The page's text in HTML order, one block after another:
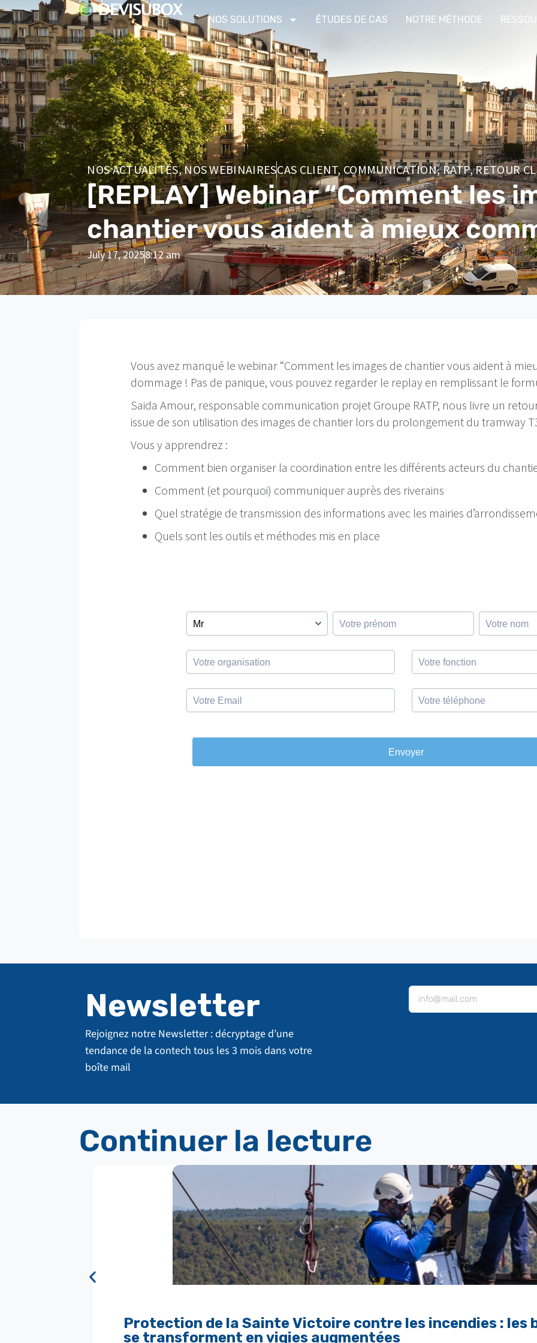
NOS SOLUTIONS ÉTUDES DE CAS NOTRE MÉTHODE
NOS ACTUALITÉS,NOS WEBINAIRESCAS CLIENT,COMMUNICATION,RATP,RETOUR
[REPLAY] Webinar “Comment les
chantier vous aident à mieux
July 17, 20258:12 am
Vous avez manqué le webinar “Comment les images de chantier vous aident à
dommage ! Pas de panique, vous pouvez regarder le replay en remplissant le
Saida Amour, responsable communication projet Groupe RATP, nous livre un
issue de son utilisation des images de chantier lors du prolongement du tramway
Vous y apprendrez :
Comment bien organiser la coordination entre les différents acteurs du
Comment (et pourquoi) communiquer auprès des riverains
Quel stratégie de transmission des informations avec les mairies
Quels sont les outils et méthodes mis en place
Newsletter
Rejoignez notre Newsletter : décryptage d’une
tendance de la contech tous les 3 mois dans votre
boîte mail
Continuer la lecture
Protection de la Sainte Victoire contre les incendies : les
se transforment en vigies augmentées